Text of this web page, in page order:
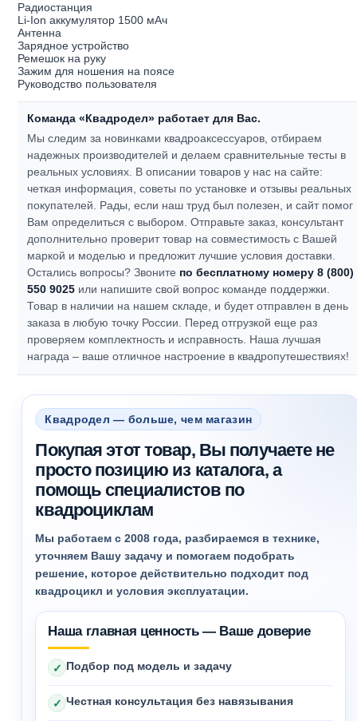
Радиостанция
Li-Ion аккумулятор 1500 мАч
Антенна
Зарядное устройство
Ремешок на руку
Зажим для ношения на поясе
Руководство пользователя
Команда «Квадродел» работает для Вас.
Мы следим за новинками квадроаксессуаров, отбираем
надежных производителей и делаем сравнительные тесты в
реальных условиях. В описании товаров у нас на сайте:
четкая информация, советы по установке и отзывы реальных
покупателей. Рады, если наш труд был полезен, и сайт помог
Вам определиться с выбором.Отправьте заказ, консультант
дополнительно проверит товар на совместимость с Вашей
маркой и моделью и предложит лучшие условия доставки.
Остались вопросы? Звоните по бесплатному номеру 8 (800)
550 9025 или напишите свой вопрос команде поддержки.
Товар в наличии на нашем складе, и будет отправлен в день
заказа в любую точку России. Перед отгрузкой еще раз
проверяем комплектность и исправность. Наша лучшая
награда – ваше отличное настроение в квадропутешествиях!
Квадродел — больше, чем магазин
Покупая этот товар, Вы получаете не
просто позицию из каталога, а
помощь специалистов по
квадроциклам
Мы работаем с 2008 года, разбираемся в технике,
уточняем Вашу задачу и помогаем подобрать
решение, которое действительно подходит под
квадроцикл и условия эксплуатации.
Наша главная ценность — Ваше доверие
✓ Подбор под модель и задачу
✓ Честная консультация без навязывания